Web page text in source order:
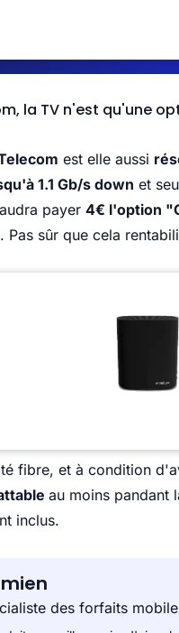
la TV n'est qu'une
est elle aussi
1.1 Gb/s down et
payer 4€ l'option
Pas sûr que cela
fibre, et à condition
au moins pandant
inclus.
des forfaits mobile